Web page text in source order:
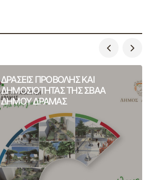
ΔΡΑΣΕΙΣ ΠΡΟΒΟΛΗΣ ΚΑΙ
ΔΗΜΟΣΙΟΤΗΤΑΣ ΤΗΣ ΣΒΑΑ
ΔΗΜΟΥ ΔΡΑΜΑΣ